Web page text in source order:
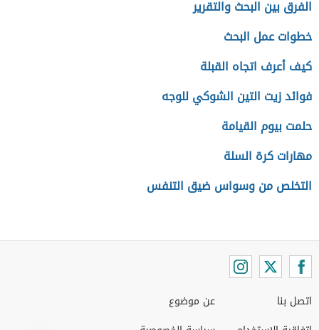
الفرق بين البحث والتقرير
خطوات عمل البحث
كيف أعرف اتجاه القبلة
فوائد زيت التين الشوكي للوجه
حلمت بيوم القيامة
مهارات كرة السلة
التخلص من وسواس ضيق التنفس
اتصل بنا
عن موضوع